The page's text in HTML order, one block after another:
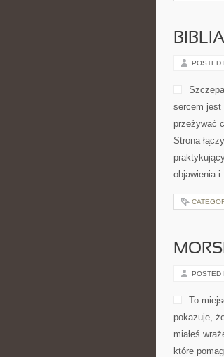
POSTED
sercem jest
przeżywać
Strona
objawienia
POSTED
To
pokazuje,
miałeś
które